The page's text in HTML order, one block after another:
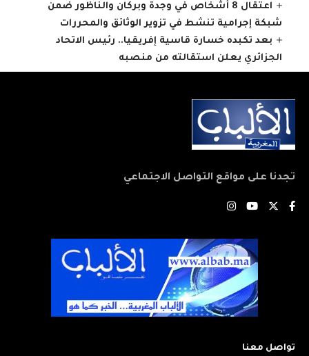
اعتقال 8 أشخاص في وجدة وبركان والناظور ضمن
شبكة إجرامية تنشط في تزوير الوثائق والمحررات
بعد تكبده خسارة قاسية إفريقيا.. رئيس الاتحاد
الجزائري يعلن استقالته من منصبه
تجدنا على مواقع التواصل الاجتماعي
تواصل معنا